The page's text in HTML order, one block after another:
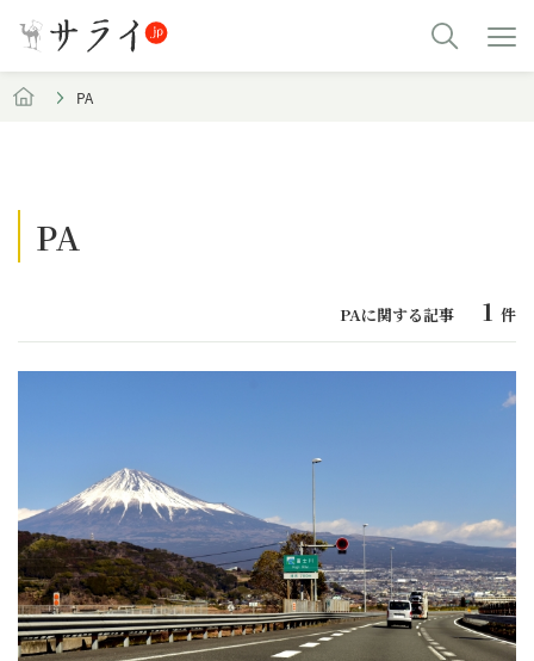
PA
PA
PAに関する記事 1 件